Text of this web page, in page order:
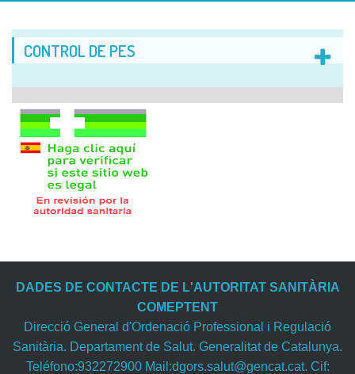
CONTROL DE PES
DADES DE CONTACTE DE L'AUTORITAT SANITÀRIA
COMEPTENT
Direcció General d'Ordenació Professional i Regulació
Sanitària. Departament de Salut. Generalitat de Catalunya.
Teléfono:932272900 Mail:dgors.salut@gencat.cat. Cif: